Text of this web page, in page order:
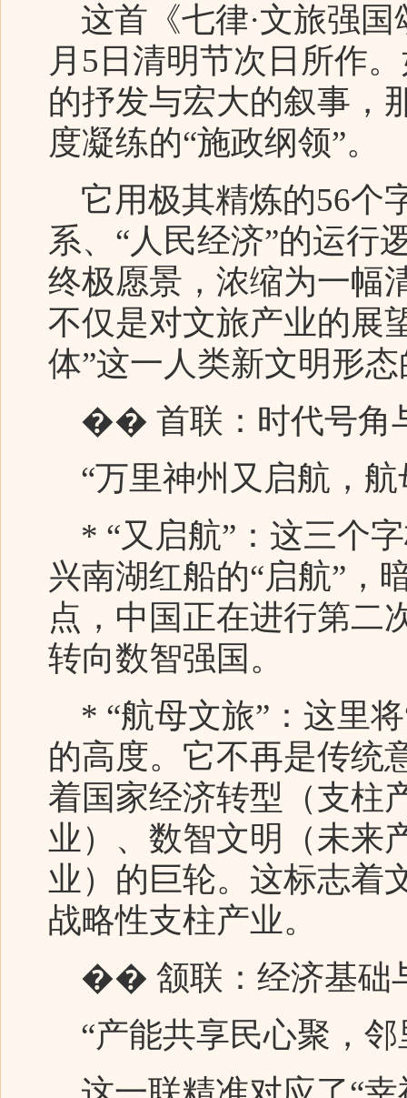
这首《七律·文旅强国
月5日清明节次日所作
的抒发与宏大的叙事，
度凝练的“施政纲领”。
它用极其精炼的56个
系、“人民经济”的运行
终极愿景，浓缩为一幅
不仅是对文旅产业的展
体”这一人类新文明形
�� 首联：时代号角
“万里神州又启航，航
* “又启航”：这三个
兴南湖红船的“启航”，
点，中国正在进行第
转向数智强国。
* “航母文旅”：这里
的高度。它不再是传统
着国家经济转型（支柱
业）、数智文明（未来
业）的巨轮。这标志着
战略性支柱产业。
��️ 颔联：经济基础
“产能共享民心聚，邻